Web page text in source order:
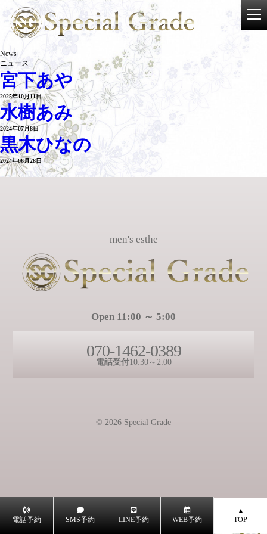
News
ニュース
宮下あや
2025年10月11日
水樹あみ
2024年07月8日
黒木ひなの
2024年06月28日
men's esthe
Open 11:00 ～ 5:00
070-1462-0389
電話受付10:30～2:00
© 2026 Special Grade
電話予約 SMS予約 LINE予約 WEB予約 TOP